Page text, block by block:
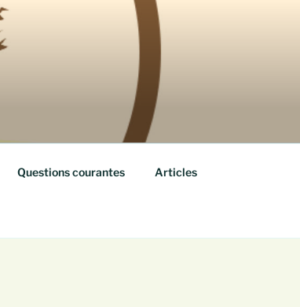
Questions courantes Articles